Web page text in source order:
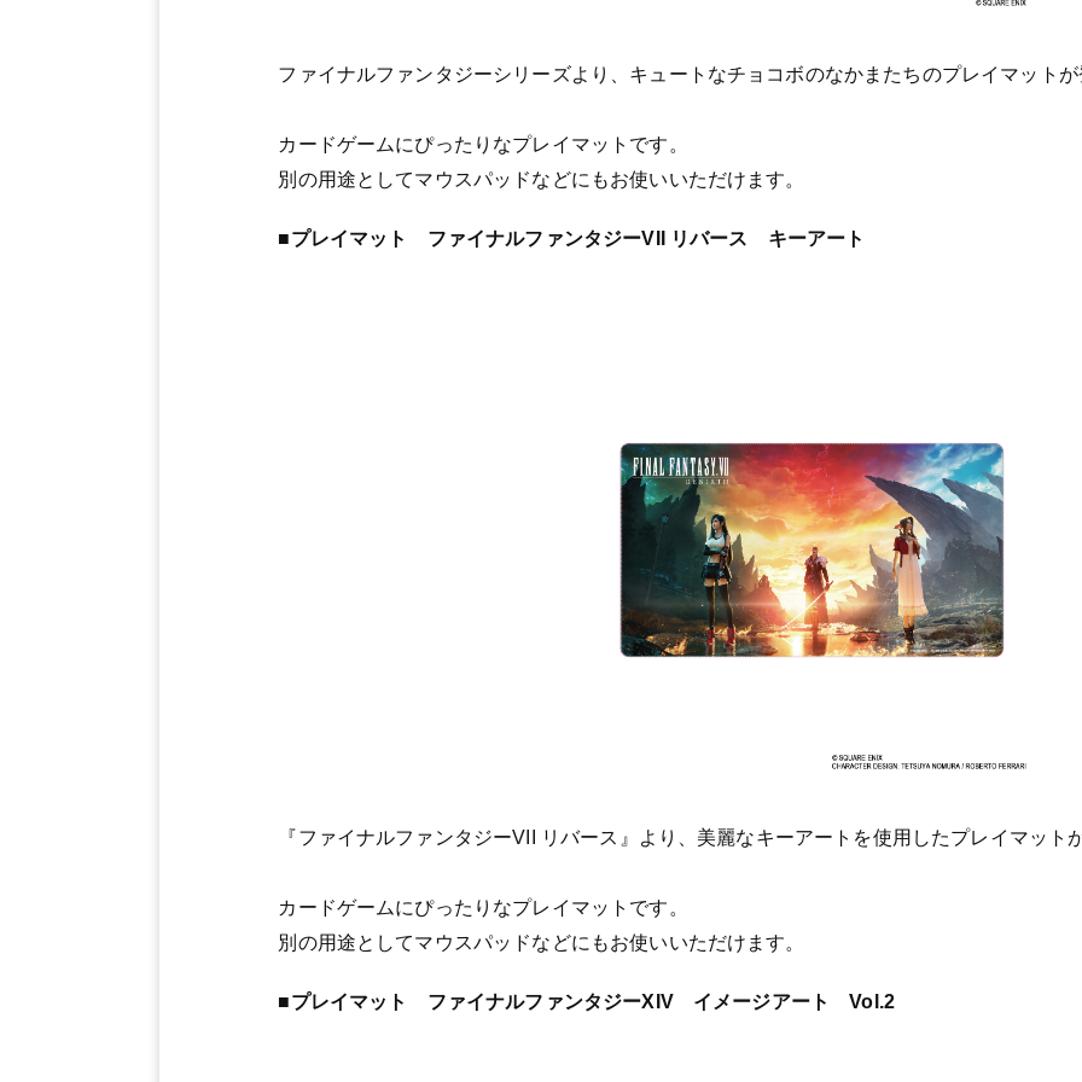
ファイナルファンタジーシリーズより、キュートなチョコボのなかまたちのプレイマット
カードゲームにぴったりなプレイマットです。
別の用途としてマウスパッドなどにもお使いいただけます。
■プレイマット ファイナルファンタジーVII リバース キーアート
『ファイナルファンタジーVII リバース』より、美麗なキーアートを使用したプレイマット
カードゲームにぴったりなプレイマットです。
別の用途としてマウスパッドなどにもお使いいただけます。
■プレイマット ファイナルファンタジーXIV イメージアート Vol.2